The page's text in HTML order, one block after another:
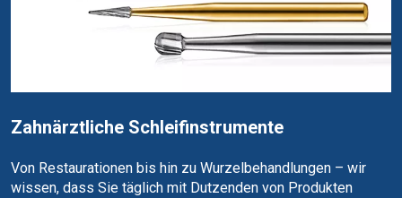
Zahnärztliche Schleifinstrumente
Von Restaurationen bis hin zu Wurzelbehandlungen – wir
wissen, dass Sie täglich mit Dutzenden von Produkten